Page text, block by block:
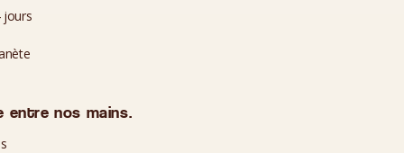
jours
entre nos mains.